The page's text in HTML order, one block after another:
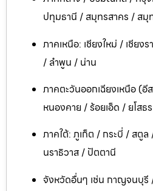
ปทุมธานี / สมุทรสาคร / สมุ
ภาคเหนือ: เชียงใหม่ / เชียง
/ ลำพูน / น่าน
ภาคตะวันออกเฉียงเหนือ (
หนองคาย / ร้อยเอ็ด / ยโส
ภาคใต้: ภูเก็ต / กระบี่ / สตู
นราธิวาส / ปัตตานี
จังหวัดอื่นๆ เช่น กาญจนบุรี